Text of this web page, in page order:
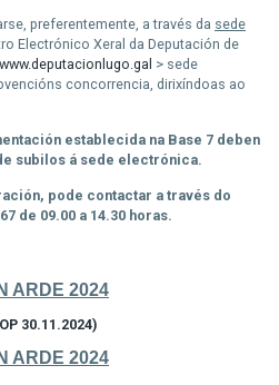
preferentemente, a través da sede
Electrónico Xeral da Deputación de
www.deputacionlugo.gal > sede
concorrencia, dirixíndoas ao
establecida na Base 7 deben
subilos á sede electrónica.
pode contactar a través do
de 09.00 a 14.30 horas.
ARDE 2024
30.11.2024)
ARDE 2024